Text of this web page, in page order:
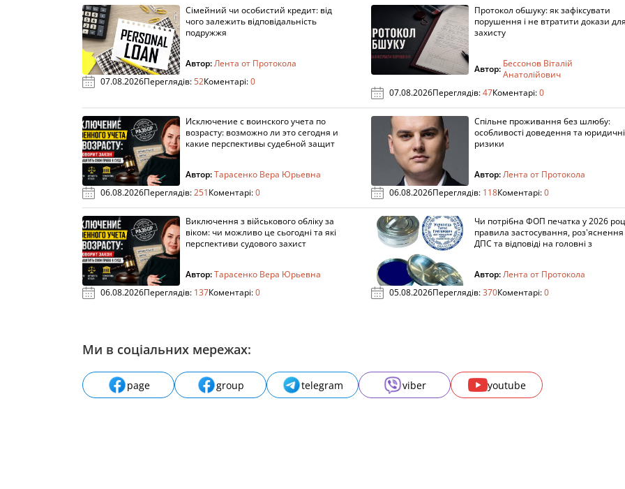
Сімейний чи особистий кредит: від
чого залежить відповідальність
подружжя
Автор:Лента от Протокола
07.08.2026Переглядів:52Коментарі:0
Протокол обшуку: як зафіксувати
порушення і не втратити докази
захисту
Автор: Бессонов Віталій
Анатолійович
07.08.2026Переглядів:47Коментарі:0
Исключение с воинского учета по
возрасту: возможно ли это сегодня и
какие перспективы судебной защит
Автор:Тарасенко Вера Юрьевна
06.08.2026Переглядів:251Коментарі:0
Спільне проживання без шлюбу:
особливості доведення та юридичні
ризики
Автор:Лента от Протокола
06.08.2026Переглядів: 118Коментарі:0
Виключення з військового обліку за
віком: чи можливо це сьогодні та які
перспективи судового захист
Автор:Тарасенко Вера Юрьевна
06.08.2026Переглядів: 137Коментарі:0
Чи потрібна ФОП печатка у 2026
правила застосування, роз'яснення
ДПС та відповіді на головні з
Автор:Лента от Протокола
05.08.2026Переглядів:370Коментарі:0
Ми в соціальних мережах:
page group telegram viber youtube